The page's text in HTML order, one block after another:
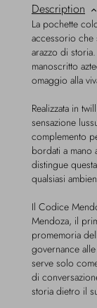
Description
La pochette
accessorio che
arazzo di
manoscritto
omaggio alla
Realizzata in
sensazione
complemento
bordati a mano
distingue
qualsiasi
Il Codice
Mendoza, il
promemoria
governance
serve solo
di
storia dietro il